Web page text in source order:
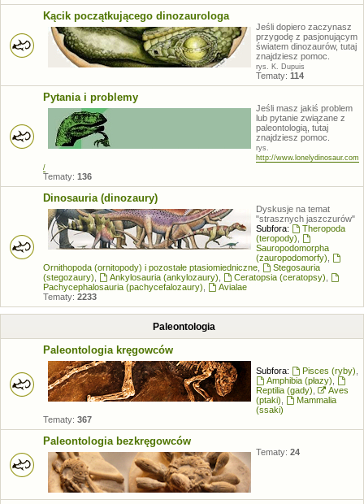
Kącik początkującego dinozaurologa
Jeśli dopiero zaczynasz
przygodę z pasjonującym
światem dinozaurów, tutaj
znajdziesz pomoc.
rys. K. Dupuis
Tematy: 114
Pytania i problemy
Jeśli masz jakiś problem
lub pytanie związane z
paleontologią, tutaj
znajdziesz pomoc.
rys.
http://www.lonelydinosaur.com
/
Tematy: 136
Dinosauria (dinozaury)
Dyskusje na temat
"strasznych jaszczurów"
Subfora:
Theropoda
(teropody)
Sauropodomorpha
(zauropodomorfy)
Ornithopoda (ornitopody) i pozostałe ptasiomiedniczne
Stegosauria
(stegozaury)
Ankylosauria (ankylozaury) Ceratopsia (ceratopsy)
Pachycephalosauria (pachycefalozaury)
Avialae
Tematy: 2233
Paleontologia
Paleontologia kręgowców
Subfora: Pisces (ryby)
Amphibia (płazy)
Reptilia (gady)
Aves
(ptaki)
Mammalia
(ssaki)
Tematy: 367
Paleontologia bezkręgowców
Tematy: 24